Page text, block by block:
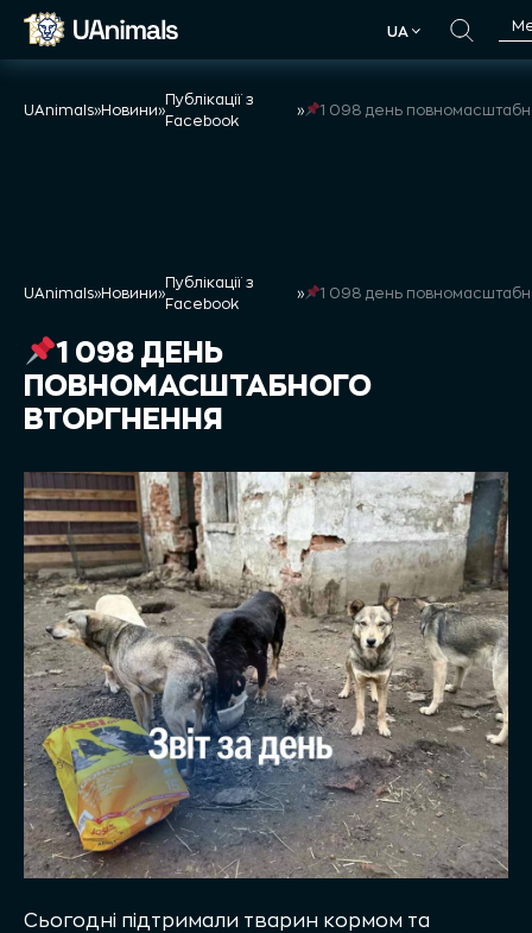
Skip
UA
UAnimals»Новини»
Публікації з
Facebook
» 1 098 день повномасштабного
UAnimals»Новини»
Публікації з
Facebook
» 1 098 день повномасштабного
1 098 ДЕНЬ
ПОВНОМАСШТАБНОГО
ВТОРГНЕННЯ
Сьогодні підтримали тварин кормом та